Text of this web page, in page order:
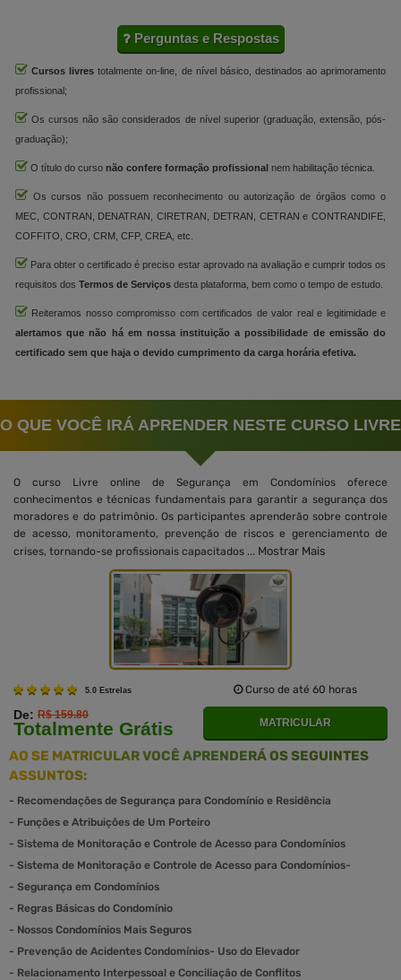
Perguntas e Respostas
Cursos livres totalmente on-line, de nível básico, destinados ao aprimoramento
profissional;
Os cursos não são considerados de nível superior (graduação, extensão, pós-
graduação);
O título do curso não confere formação profissional nem habilitação técnica.
Os cursos não possuem reconhecimento ou autorização de órgãos como o
MEC, CONTRAN, DENATRAN, CIRETRAN, DETRAN, CETRAN e CONTRANDIFE,
COFFITO, CRO, CRM, CFP, CREA, etc.
Para obter o certificado é preciso estar aprovado na avaliação e cumprir todos os
requisitos dos Termos de Serviços desta plataforma, bem como o tempo de estudo.
Reiteramos nosso compromisso com certificados de valor real e legitimidade e
alertamos que não há em nossa instituição a possibilidade de emissão do
certificado sem que haja o devido cumprimento da carga horária efetiva.
O QUE VOCÊ IRÁ APRENDER NESTE CURSO LIVRE
O curso Livre online de Segurança em Condomínios oferece
conhecimentos e técnicas fundamentais para garantir a segurança dos
moradores e do patrimônio. Os participantes aprenderão sobre controle
de acesso, monitoramento, prevenção de riscos e gerenciamento de
crises, tornando-se profissionais capacitados ... Mostrar Mais
5.0 Estrelas Curso de até 60 horas
De: R$ 159.80
Totalmente Grátis MATRICULAR
AO SE MATRICULAR VOCÊ APRENDERÁ OS SEGUINTES
ASSUNTOS:
- Recomendações de Segurança para Condomínio e Residência
- Funções e Atribuições de Um Porteiro
- Sistema de Monitoração e Controle de Acesso para Condomínios
- Sistema de Monitoração e Controle de Acesso para Condomínios-
- Segurança em Condomínios
- Regras Básicas do Condomínio
- Nossos Condomínios Mais Seguros
- Prevenção de Acidentes Condomínios- Uso do Elevador
- Relacionamento Interpessoal e Conciliação de Conflitos